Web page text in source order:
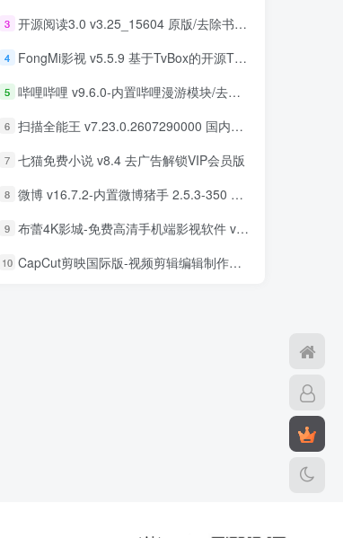
3 开源阅读3.0 v3.25_15604 原版/去除书源限制/内置书源版 及 2025.09月书源
4 FongMi影视 v5.5.9 基于TvBox的开源TV盒子&安卓影视播放器
5 哔哩哔哩 v9.6.0-内置哔哩漫游模块/去广告精简优化版
6 扫描全能王 v7.23.0.2607290000 国内版/国际版 解锁本地会员
7 七猫免费小说 v8.4 去广告解锁VIP会员版
8 微博 v16.7.2-内置微博猪手 2.5.3-350 去广告净化模块-支持安卓15
9 布蕾4K影城-免费高清手机端影视软件 v3.5.1 去广告纯净版
10 CapCut剪映国际版-视频剪辑编辑制作工具 v18.8.0 解锁专业版